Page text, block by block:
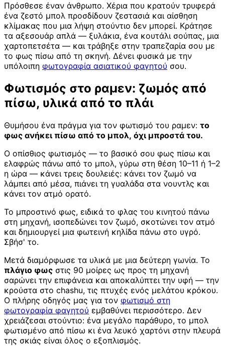
Πρόσθεσε έναν άνθρωπο. Χέρια που κρατούν τρυφερά
ένα ζεστό μπολ προσδίδουν ζεστασιά και αίσθηση
κλίμακας που μια λήψη στούντιο δεν μπορεί. Κράτησε
τα αξεσουάρ απλά — ξυλάκια, ένα κουτάλι σούπας, μια
χαρτοπετσέτα — και τράβηξε στην τραπεζαρία σου με
το φως πίσω από τη σκηνή. Δένει φυσικά με την
υπόλοιπη φωτογραφία ασιατικού φαγητού σου.
Φωτισμός στο ραμεν: ζωμός από
πίσω, υλικά από το πλάι
Θυμήσου ένα πράγμα για τον φωτισμό του ραμεν: το
φως ανήκει πίσω από το μπολ, όχι μπροστά του.
Ο οπίσθιος φωτισμός — το βασικό σου φως πίσω και
ελαφρώς πάνω από το μπολ, γύρω στη θέση 10–11 ή 1–2
η ώρα — κάνει τρεις δουλειές: κάνει τον ζωμό να
λάμπει από μέσα, πιάνει τη γυαλάδα στα νουντλς και
κάνει τον ατμό ορατό.
Το μπροστινό φως, ειδικά το φλας του κινητού πάνω
στη μηχανή, ισοπεδώνει τον ζωμό, σκοτώνει τον ατμό
και δημιουργεί μια φωτεινή κηλίδα πάνω στο υγρό.
Σβήσ' το.
Μετά διαμόρφωσε τα υλικά με μια δεύτερη γωνία. Το
πλάγιο φως στις 90 μοίρες ως προς τη μηχανή
σαρώνει την επιφάνεια και αποκαλύπτει την υφή — την
κρούστα στο chashu, τις πτυχές ενός μελάτου κρόκου.
Ο πλήρης οδηγός μας για τον φωτισμό στη
φωτογραφία φαγητού εμβαθύνει περισσότερο. Δεν
χρειάζεσαι στούντιο: ένα μεγάλο παράθυρο, το μπολ
φωτισμένο από πίσω κι ένα λευκό χαρτόνι στην πλευρά
της σκιάς είναι όλος ο εξοπλισμός.